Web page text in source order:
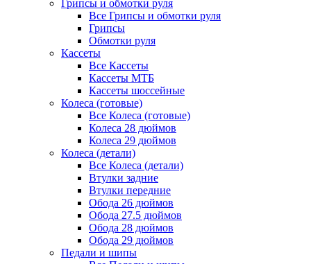
Грипсы и обмотки руля
Все Грипсы и обмотки руля
Грипсы
Обмотки руля
Кассеты
Все Кассеты
Кассеты МТБ
Кассеты шоссейные
Колеса (готовые)
Все Колеса (готовые)
Колеса 28 дюймов
Колеса 29 дюймов
Колеса (детали)
Все Колеса (детали)
Втулки задние
Втулки передние
Обода 26 дюймов
Обода 27.5 дюймов
Обода 28 дюймов
Обода 29 дюймов
Педали и шипы